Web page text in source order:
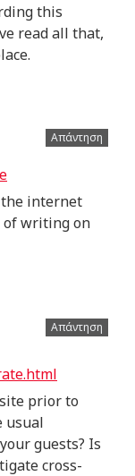
this
read all that,
Απάντηση
internet
of writing on
Απάντηση
prior to
usual
guests? Is
cross-